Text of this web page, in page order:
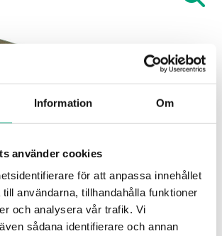
Information Om
använder cookies
för att anpassa innehållet
användarna, tillhandahålla funktioner
och analysera vår trafik. Vi
sådana identifierare och annan